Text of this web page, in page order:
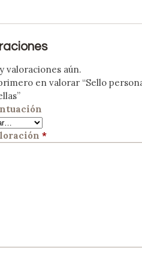
valoraciones aún.
en valorar “Sello
*